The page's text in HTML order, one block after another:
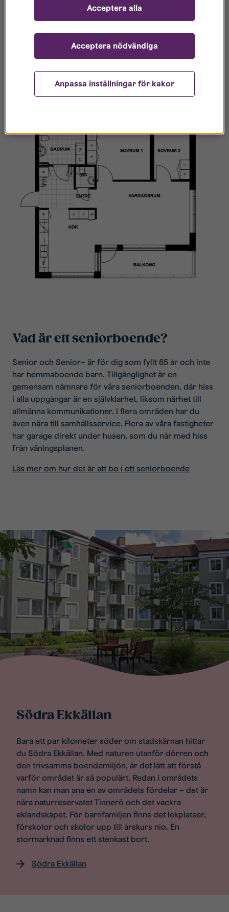
Hyrorna avser 2026 års hyror. Avvikelser kan
Exempel 3:a på 78 kvadratmeter
Vad är ett seniorboende?
Senior och Senior+ är för dig som fyllt 65 år och inte
har hemmaboende barn. Tillgänglighet är en
gemensam nämnare för våra seniorboenden, där hiss
i alla uppgångar är en självklarhet, liksom närhet till
allmänna kommunikationer. I flera områden har du
även nära till samhällsservice. Flera av våra fastigheter
har garage direkt under husen, som du når med hiss
från våningsplanen.
Läs mer om hur det är att bo i ett seniorboende
Södra Ekkällan
Bara ett par kilometer söder om stadskärnan hittar
du Södra Ekkällan. Med naturen utanför dörren och
den trivsamma boendemiljön, är det lätt att förstå
varför området är så populärt. Redan i områdets
namn kan man ana en av områdets fördelar – det är
nära naturreservatet Tinnerö och det vackra
eklandskapet. För barnfamiljen finns det lekplatser,
förskolor och skolor upp till årskurs nio. En
stormarknad finns ett stenkast bort.​
Södra Ekkällan
Anpassa inställningar för kakor
Acceptera nödvändiga
Acceptera alla